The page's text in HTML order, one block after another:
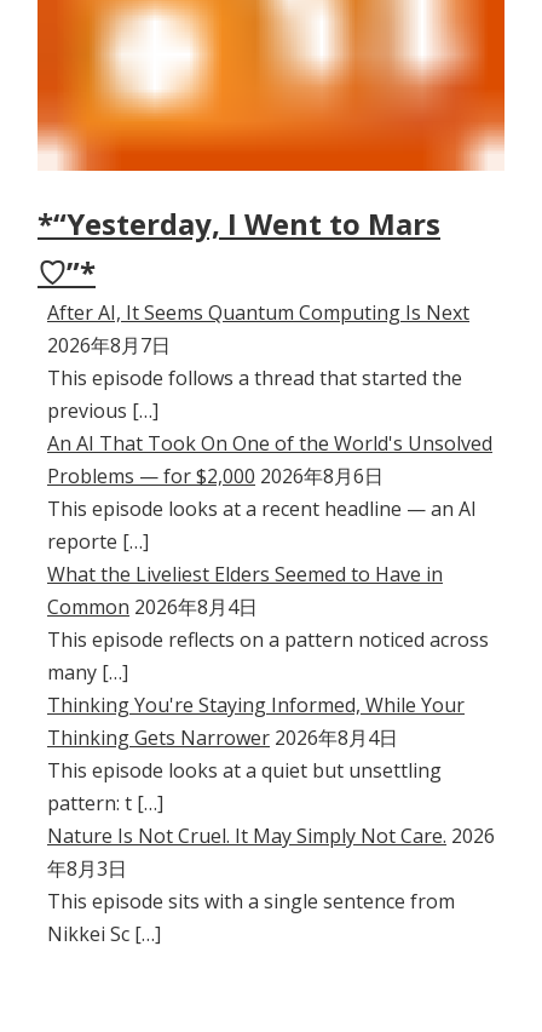
*“Yesterday, I Went to Mars
♡”*
After AI, It Seems Quantum Computing Is Next
2026年8月7日
This episode follows a thread that started the
previous […]
An AI That Took On One of the World's Unsolved
Problems — for $2,000 2026年8月6日
This episode looks at a recent headline — an AI
reporte […]
What the Liveliest Elders Seemed to Have in
Common 2026年8月4日
This episode reflects on a pattern noticed across
many […]
Thinking You're Staying Informed, While Your
Thinking Gets Narrower 2026年8月4日
This episode looks at a quiet but unsettling
pattern: t […]
Nature Is Not Cruel. It May Simply Not Care. 2026
年8月3日
This episode sits with a single sentence from
Nikkei Sc […]